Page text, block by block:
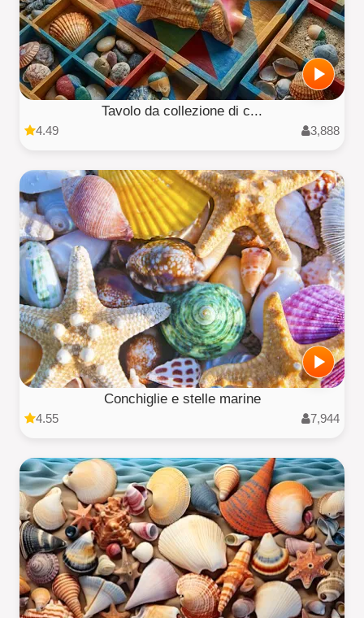
Tavolo da collezione di c...
4.49 3,888
Conchiglie e stelle marine
4.55 7,944